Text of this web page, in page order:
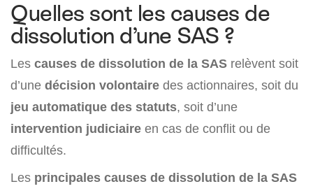
Quelles sont les causes de
dissolution d’une SAS ?
Les causes de dissolution de la SAS relèvent soit
d’une décision volontaire des actionnaires, soit du
jeu automatique des statuts, soit d’une
intervention judiciaire en cas de conflit ou de
difficultés.
Les principales causes de dissolution de la SAS